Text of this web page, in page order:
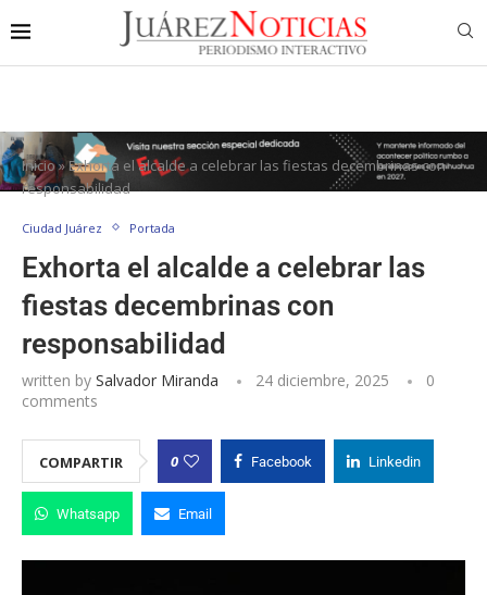
Inicio»Exhorta el alcalde a celebrar las fiestas decembrinas con
responsabilidad
Ciudad Juárez Portada
Exhorta el alcalde a celebrar las
fiestas decembrinas con
responsabilidad
written by Salvador Miranda 24 diciembre, 2025
0
comments
COMPARTIR 0 Facebook Linkedin
Whatsapp Email